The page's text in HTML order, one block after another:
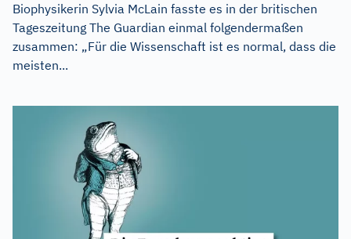
Biophysikerin Sylvia McLain fasste es in der britischen
Tageszeitung The Guardian einmal folgendermaßen
zusammen: „Für die Wissenschaft ist es normal, dass die
meisten...